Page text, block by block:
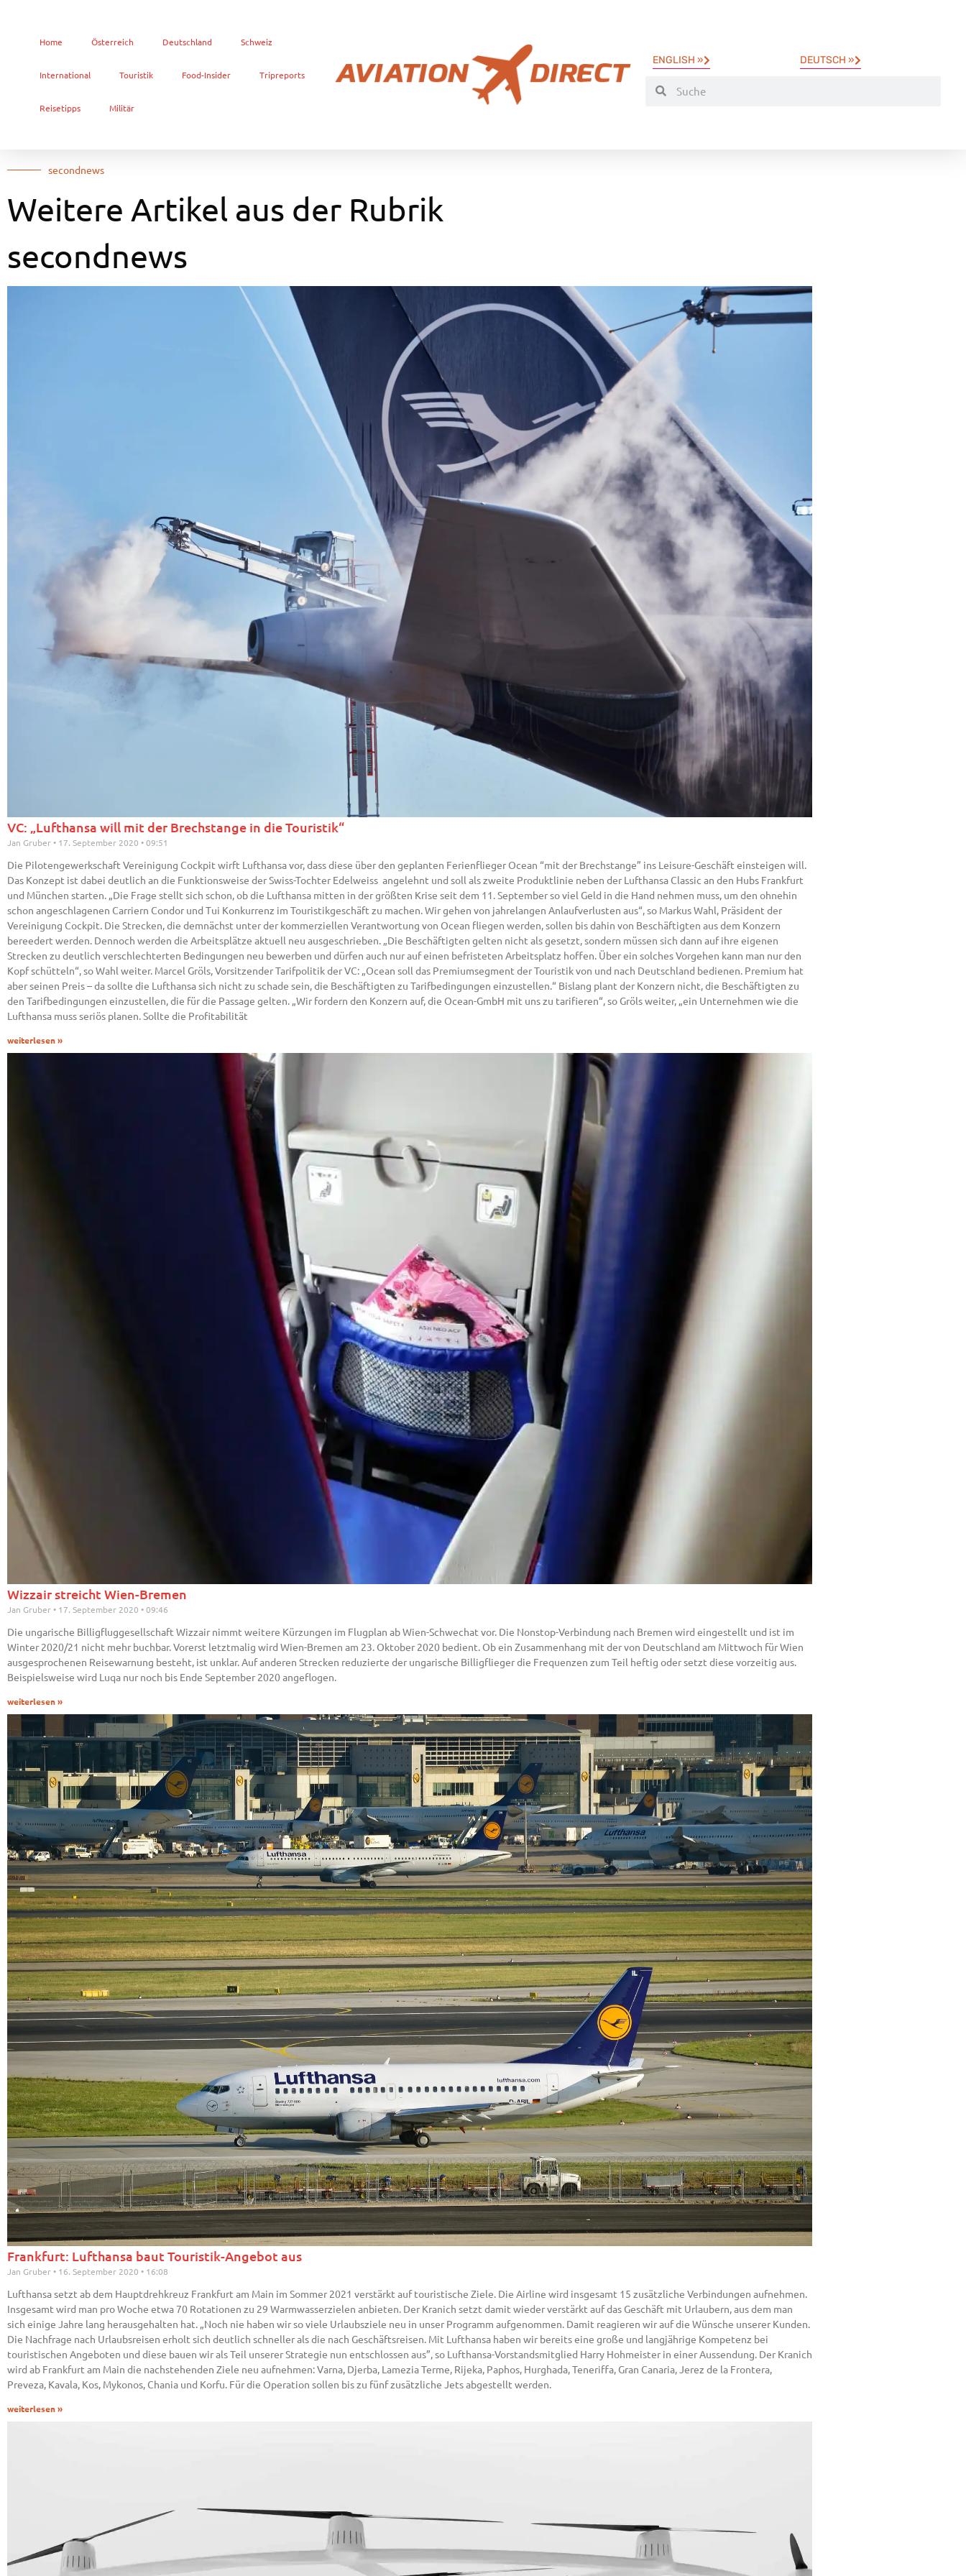
Home Österreich Deutschland Schweiz
International Touristik Food-Insider Tripreports
Reisetipps Militär
ENGLISH » DEUTSCH »
secondnews
Weitere Artikel aus der Rubrik
secondnews
VC: „Lufthansa will mit der Brechstange in die Touristik“
Jan Gruber 17. September 2020 09:51
Die Pilotengewerkschaft Vereinigung Cockpit wirft Lufthansa vor, dass diese über den geplanten Ferienflieger Ocean “mit der Brechstange” ins Leisure-Geschäft einsteigen will.
Das Konzept ist dabei deutlich an die Funktionsweise der Swiss-Tochter Edelweiss angelehnt und soll als zweite Produktlinie neben der Lufthansa Classic an den Hubs Frankfurt
und München starten. „Die Frage stellt sich schon, ob die Lufthansa mitten in der größten Krise seit dem 11. September so viel Geld in die Hand nehmen muss, um den ohnehin
schon angeschlagenen Carriern Condor und Tui Konkurrenz im Touristikgeschäft zu machen. Wir gehen von jahrelangen Anlaufverlusten aus“, so Markus Wahl, Präsident der
Vereinigung Cockpit. Die Strecken, die demnächst unter der kommerziellen Verantwortung von Ocean fliegen werden, sollen bis dahin von Beschäftigten aus dem Konzern
bereedert werden. Dennoch werden die Arbeitsplätze aktuell neu ausgeschrieben. „Die Beschäftigten gelten nicht als gesetzt, sondern müssen sich dann auf ihre eigenen
Strecken zu deutlich verschlechterten Bedingungen neu bewerben und dürfen auch nur auf einen befristeten Arbeitsplatz hoffen. Über ein solches Vorgehen kann man nur den
Kopf schütteln“, so Wahl weiter. Marcel Gröls, Vorsitzender Tarifpolitik der VC: „Ocean soll das Premiumsegment der Touristik von und nach Deutschland bedienen. Premium hat
aber seinen Preis – da sollte die Lufthansa sich nicht zu schade sein, die Beschäftigten zu Tarifbedingungen einzustellen.“ Bislang plant der Konzern nicht, die Beschäftigten zu
den Tarifbedingungen einzustellen, die für die Passage gelten. „Wir fordern den Konzern auf, die Ocean-GmbH mit uns zu tarifieren“, so Gröls weiter, „ein Unternehmen wie die
Lufthansa muss seriös planen. Sollte die Profitabilität
weiterlesen »
Wizzair streicht Wien-Bremen
Jan Gruber 17. September 2020 09:46
Die ungarische Billigfluggesellschaft Wizzair nimmt weitere Kürzungen im Flugplan ab Wien-Schwechat vor. Die Nonstop-Verbindung nach Bremen wird eingestellt und ist im
Winter 2020/21 nicht mehr buchbar. Vorerst letztmalig wird Wien-Bremen am 23. Oktober 2020 bedient. Ob ein Zusammenhang mit der von Deutschland am Mittwoch für Wien
ausgesprochenen Reisewarnung besteht, ist unklar. Auf anderen Strecken reduzierte der ungarische Billigflieger die Frequenzen zum Teil heftig oder setzt diese vorzeitig aus.
Beispielsweise wird Luqa nur noch bis Ende September 2020 angeflogen.
weiterlesen »
Frankfurt: Lufthansa baut Touristik-Angebot aus
Jan Gruber 16. September 2020 16:08
Lufthansa setzt ab dem Hauptdrehkreuz Frankfurt am Main im Sommer 2021 verstärkt auf touristische Ziele. Die Airline wird insgesamt 15 zusätzliche Verbindungen aufnehmen.
Insgesamt wird man pro Woche etwa 70 Rotationen zu 29 Warmwasserzielen anbieten. Der Kranich setzt damit wieder verstärkt auf das Geschäft mit Urlaubern, aus dem man
sich einige Jahre lang herausgehalten hat. „Noch nie haben wir so viele Urlaubsziele neu in unser Programm aufgenommen. Damit reagieren wir auf die Wünsche unserer Kunden.
Die Nachfrage nach Urlaubsreisen erholt sich deutlich schneller als die nach Geschäftsreisen. Mit Lufthansa haben wir bereits eine große und langjährige Kompetenz bei
touristischen Angeboten und diese bauen wir als Teil unserer Strategie nun entschlossen aus”, so Lufthansa-Vorstandsmitglied Harry Hohmeister in einer Aussendung. Der Kranich
wird ab Frankfurt am Main die nachstehenden Ziele neu aufnehmen: Varna, Djerba, Lamezia Terme, Rijeka, Paphos, Hurghada, Teneriffa, Gran Canaria, Jerez de la Frontera,
Preveza, Kavala, Kos, Mykonos, Chania und Korfu. Für die Operation sollen bis zu fünf zusätzliche Jets abgestellt werden.
weiterlesen »